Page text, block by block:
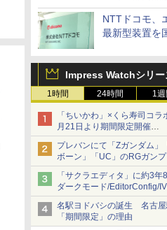
NTTドコモ、
最新型装置を
Impress Watchシリー
1時間 24時間 1週
「ちいかわ」×くら寿司コ
月21日より期間限定開催
オリジナルの湯呑みや寿司
プレバンにて「Zガンダム」
ボーン」「UC」のRGガン
した抽選販売が8月10日11
「サクラエディタ」に約3年
ダークモード/EditorConfig/
数の脆弱性に対処したセキ
ト
名駅ヨドバシの誕生 名古屋
「期間限定」の理由